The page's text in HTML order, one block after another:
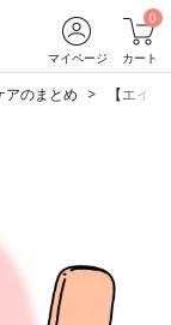
マイページ
0
カート
アのまとめ 【エイ